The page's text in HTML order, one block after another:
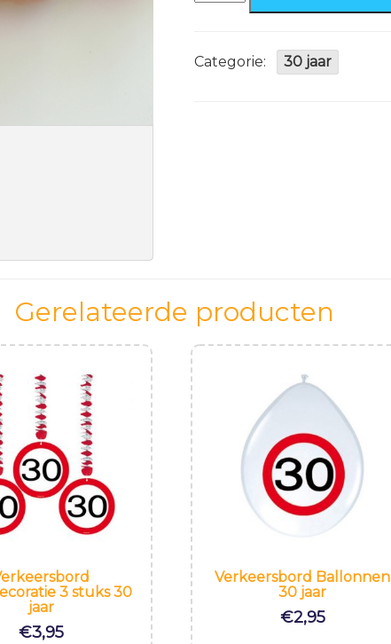
Brandvertragend
aantal
Categorie: 30 jaar
Gerelateerde producten
3 stuks 30
jaar
€3,95
Verkeersbord Ballonnen
30 jaar
€2,95